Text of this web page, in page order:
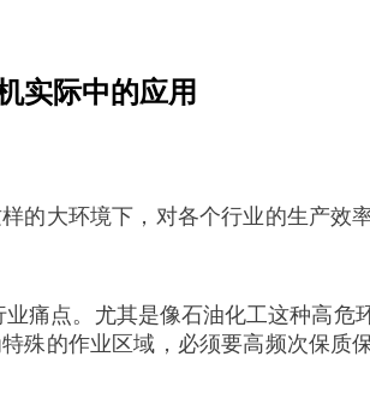
实际中的应用
的大环境下，对各个行业的生产效
痛点。尤其是像石油化工这种高
殊的作业区域，必须要高频次保质